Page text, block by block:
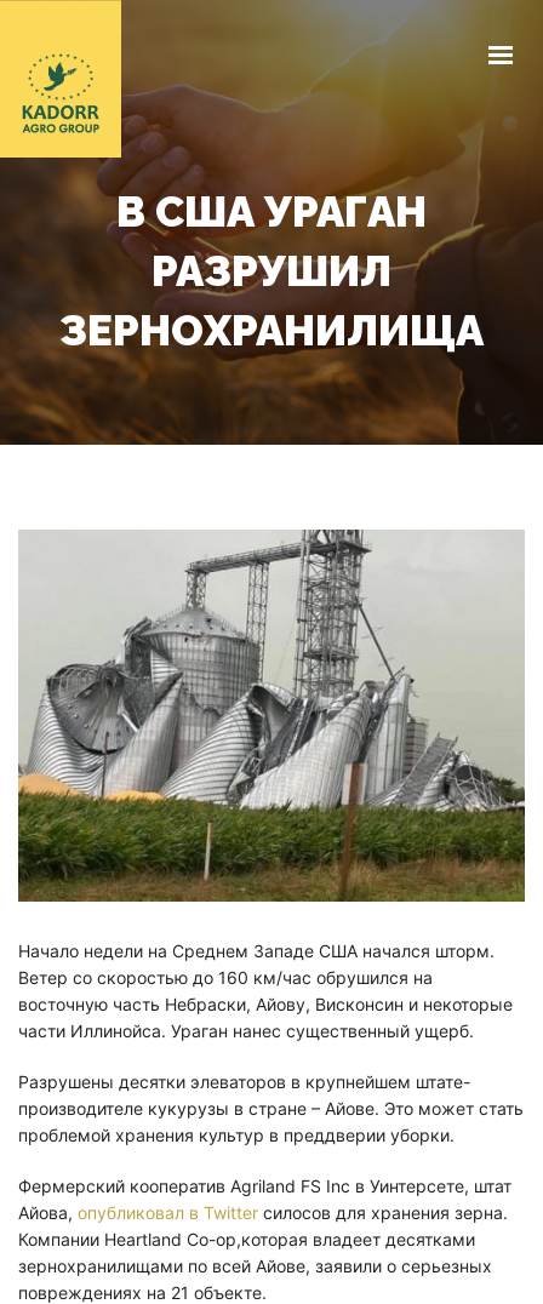
КОМПАНИЯ
ЗАКУПОЧНЫЕ ЦЕНЫ
ДОГОВОРНАЯ БАЗА
НАШИ ДОКУМЕНТЫ
НОВОСТИ
КОНТАКТЫ
УЗНАТЬ ЦЕНУ
В США УРАГАН
РАЗРУШИЛ
ЗЕРНОХРАНИЛИЩА
Начало недели на Среднем Западе США начался шторм.
Ветер со скоростью до 160 км/час обрушился на
восточную часть Небраски, Айову, Висконсин и некоторые
части Иллинойса. Ураган нанес существенный ущерб.
Разрушены десятки элеваторов в крупнейшем штате-
производителе кукурузы в стране – Айове. Это может стать
проблемой хранения культур в преддверии уборки.
Фермерский кооператив Agriland FS Inc в Уинтерсете, штат
Айова, опубликовал в Twitter силосов для хранения зерна.
Компании Heartland Co-op,которая владеет десятками
зернохранилищами по всей Айове, заявили о серьезных
повреждениях на 21 объекте.